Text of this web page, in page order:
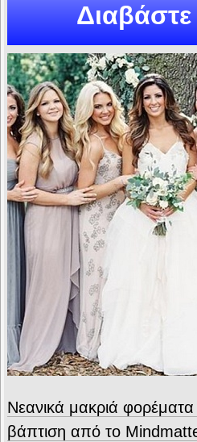
Νεανικά μακριά φορέματα
βάπτιση από το